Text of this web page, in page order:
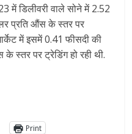
में डिलीवरी वाले सोने में 2.52
प्रति औंस के स्तर पर
में इसमें 0.41 फीसदी की
स्तर पर ट्रेडिंग हो रही थी.
Print